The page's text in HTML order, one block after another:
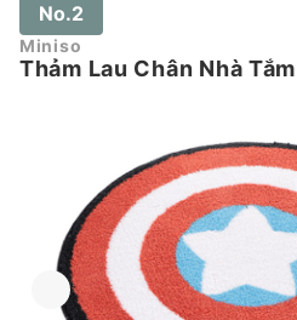
No.2
Miniso
Thảm Lau Chân Nhà Tắm